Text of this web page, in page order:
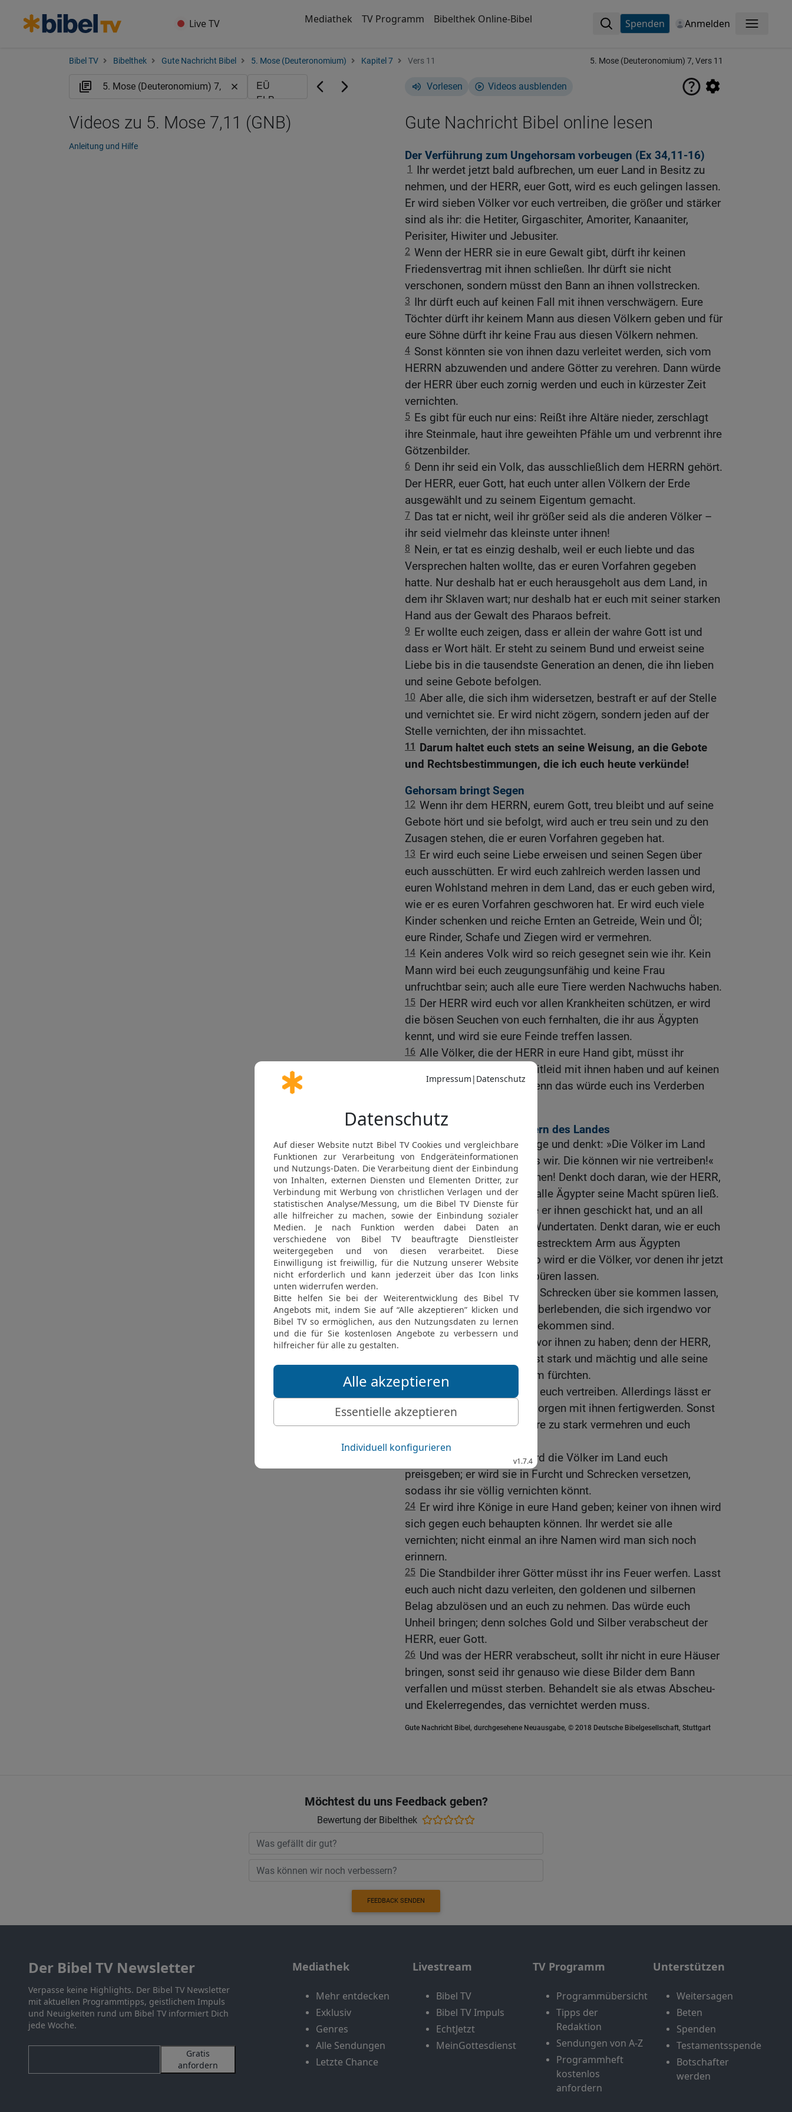
Live TV Mediathek TV Programm Bibelthek Online-Bibel Spenden Anmelden Menü
Bibel TV Bibelthek Gute Nachricht Bibel 5. Mose (Deuteronomium) Kapitel 7 Vers 11 5. Mose (Deuteronomium) 7, Vers 11
Vorlesen Videos ausblenden
Gute Nachricht Bibel online lesen
Der Verführung zum Ungehorsam vorbeugen (Ex 34,11-16)
1
Ihr werdet jetzt bald aufbrechen, um euer Land in Besitz zu
nehmen, und der HERR, euer Gott, wird es euch gelingen lassen.
Er wird sieben Völker vor euch vertreiben, die größer und stärker
sind als ihr: die Hetiter, Girgaschiter, Amoriter, Kanaaniter,
Perisiter, Hiwiter und Jebusiter.
2 Wenn der HERR sie in eure Gewalt gibt, dürft ihr keinen
Friedensvertrag mit ihnen schließen. Ihr dürft sie nicht
verschonen, sondern müsst den Bann an ihnen vollstrecken.
3 Ihr dürft euch auf keinen Fall mit ihnen verschwägern. Eure
Töchter dürft ihr keinem Mann aus diesen Völkern geben und für
eure Söhne dürft ihr keine Frau aus diesen Völkern nehmen.
4 Sonst könnten sie von ihnen dazu verleitet werden, sich vom
HERRN abzuwenden und andere Götter zu verehren. Dann würde
der HERR über euch zornig werden und euch in kürzester Zeit
vernichten.
5 Es gibt für euch nur eins: Reißt ihre Altäre nieder, zerschlagt
ihre Steinmale, haut ihre geweihten Pfähle um und verbrennt ihre
Götzenbilder.
6 Denn ihr seid ein Volk, das ausschließlich dem HERRN gehört.
Der HERR, euer Gott, hat euch unter allen Völkern der Erde
ausgewählt und zu seinem Eigentum gemacht.
7 Das tat er nicht, weil ihr größer seid als die anderen Völker –
ihr seid vielmehr das kleinste unter ihnen!
8 Nein, er tat es einzig deshalb, weil er euch liebte und das
Versprechen halten wollte, das er euren Vorfahren gegeben
hatte. Nur deshalb hat er euch herausgeholt aus dem Land, in
dem ihr Sklaven wart; nur deshalb hat er euch mit seiner starken
Hand aus der Gewalt des Pharaos befreit.
9 Er wollte euch zeigen, dass er allein der wahre Gott ist und
dass er Wort hält. Er steht zu seinem Bund und erweist seine
Liebe bis in die tausendste Generation an denen, die ihn lieben
und seine Gebote befolgen.
10 Aber alle, die sich ihm widersetzen, bestraft er auf der Stelle
und vernichtet sie. Er wird nicht zögern, sondern jeden auf der
Stelle vernichten, der ihn missachtet.
11
Darum haltet euch stets an seine Weisung, an die Gebote
und Rechtsbestimmungen, die ich euch heute verkünde!
Gehorsam bringt Segen
12 Wenn ihr dem HERRN, eurem Gott, treu bleibt und auf seine
Gebote hört und sie befolgt, wird auch er treu sein und zu den
Zusagen stehen, die er euren Vorfahren gegeben hat.
13 Er wird euch seine Liebe erweisen und seinen Segen über
euch ausschütten. Er wird euch zahlreich werden lassen und
euren Wohlstand mehren in dem Land, das er euch geben wird,
wie er es euren Vorfahren geschworen hat. Er wird euch viele
Kinder schenken und reiche Ernten an Getreide, Wein und Öl;
eure Rinder, Schafe und Ziegen wird er vermehren.
14 Kein anderes Volk wird so reich gesegnet sein wie ihr. Kein
Mann wird bei euch zeugungsunfähig und keine Frau
unfruchtbar sein; auch alle eure Tiere werden Nachwuchs haben.
15 Der HERR wird euch vor allen Krankheiten schützen, er wird
die bösen Seuchen von euch fernhalten, die ihr aus Ägypten
kennt, und wird sie eure Feinde treffen lassen.
16 Alle Völker, die der HERR in eure Hand gibt, müsst ihr
vernichten. Ihr dürft kein Mitleid mit ihnen haben und auf keinen
Fall ihre Götter verehren, denn das würde euch ins Verderben
Keine Angst vor den Völkern des Landes
17 Vielleicht seid ihr in Sorge und denkt: »Die Völker im Land
Kanaan sind viel stärker als wir. Die können wir nie vertreiben!«
Habt keine Angst vor ihnen! Denkt doch daran, wie der HERR,
euer Gott, den Pharao und alle Ägypter seine Macht spüren ließ.
19 Denkt an die Plagen, die er ihnen geschickt hat, und an all
seine staunenerregenden Wundertaten. Denkt daran, wie er euch
mit starker Hand und ausgestrecktem Arm aus Ägypten
herausgeführt hat! Genauso wird er die Völker, vor denen ihr jetzt
Angst habt, seine Macht spüren lassen.
Er wird einen panischen Schrecken über sie kommen lassen,
bis auch noch die letzten Überlebenden, die sich irgendwo vor
euch versteckt haben, umgekommen sind.
21
Ihr braucht keine Angst vor ihnen zu haben; denn der HERR,
euer Gott, ist bei euch. Er ist stark und mächtig und alle seine
Feinde müssen sich vor ihm fürchten.
22
Er wird diese Völker vor euch vertreiben. Allerdings lässt er
euch nicht von heute auf morgen mit ihnen fertigwerden. Sonst
würden sich die wilden Tiere zu stark vermehren und euch
Schaden zufügen.
23
Der HERR, euer Gott, wird die Völker im Land euch
preisgeben; er wird sie in Furcht und Schrecken versetzen,
sodass ihr sie völlig vernichten könnt.
24 Er wird ihre Könige in eure Hand geben; keiner von ihnen wird
sich gegen euch behaupten können. Ihr werdet sie alle
vernichten; nicht einmal an ihre Namen wird man sich noch
erinnern.
25 Die Standbilder ihrer Götter müsst ihr ins Feuer werfen. Lasst
euch auch nicht dazu verleiten, den goldenen und silbernen
Belag abzulösen und an euch zu nehmen. Das würde euch
Unheil bringen; denn solches Gold und Silber verabscheut der
HERR, euer Gott.
26 Und was der HERR verabscheut, sollt ihr nicht in eure Häuser
bringen, sonst seid ihr genauso wie diese Bilder dem Bann
verfallen und müsst sterben. Behandelt sie als etwas Abscheu-
und Ekelerregendes, das vernichtet werden muss.
Gute Nachricht Bibel, durchgesehene Neuausgabe, © 2018 Deutsche Bibelgesellschaft, Stuttgart
Videos zu 5. Mose 7,11 (GNB)
Anleitung und Hilfe
Möchtest du uns Feedback geben?
Bewertung der Bibelthek
FEEDBACK SENDEN
Der Bibel TV Newsletter
Verpasse keine Highlights. Der Bibel TV Newsletter
mit aktuellen Programmtipps, geistlichem Impuls
und Neuigkeiten rund um Bibel TV informiert Dich
jede Woche.
Gratis
anfordern
Mediathek
Mehr entdecken
Exklusiv
Genres
Alle Sendungen
Letzte Chance
Livestream
Bibel TV
Bibel TV Impuls
EchtJetzt
MeinGottesdienst
TV Programm
Programmübersicht
Tipps der
Redaktion
Sendungen von A-Z
Programmheft
kostenlos
anfordern
Unterstützen
Weitersagen
Beten
Spenden
Testamentsspende
Botschafter
werden